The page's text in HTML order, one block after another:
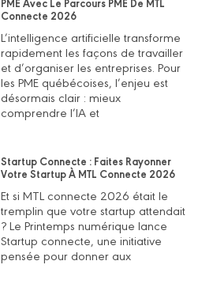
Connecte 2026
L’intelligence artificielle transforme
rapidement les façons de travailler
et d’organiser les entreprises. Pour
les PME québécoises, l’enjeu est
désormais clair : mieux
comprendre l’IA et
Startup Connecte : Faites Rayonner
Votre Startup À MTL Connecte 2026
Et si MTL connecte 2026 était le
tremplin que votre startup attendait
? Le Printemps numérique lance
Startup connecte, une initiative
pensée pour donner aux